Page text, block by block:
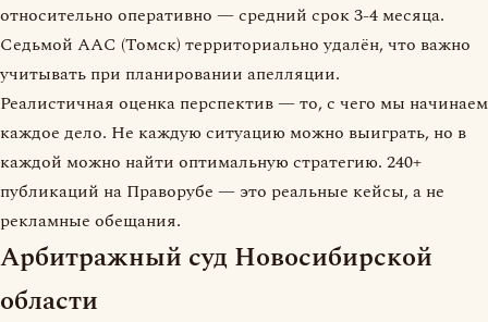
относительно оперативно — средний срок 3-4 месяца.
Седьмой ААС (Томск) территориально удалён, что важно
учитывать при планировании апелляции.
Реалистичная оценка перспектив — то, с чего мы начинаем
каждое дело. Не каждую ситуацию можно выиграть, но в
каждой можно найти оптимальную стратегию. 240+
публикаций на Праворубе — это реальные кейсы, а не
рекламные обещания.
Арбитражный суд Новосибирской
области